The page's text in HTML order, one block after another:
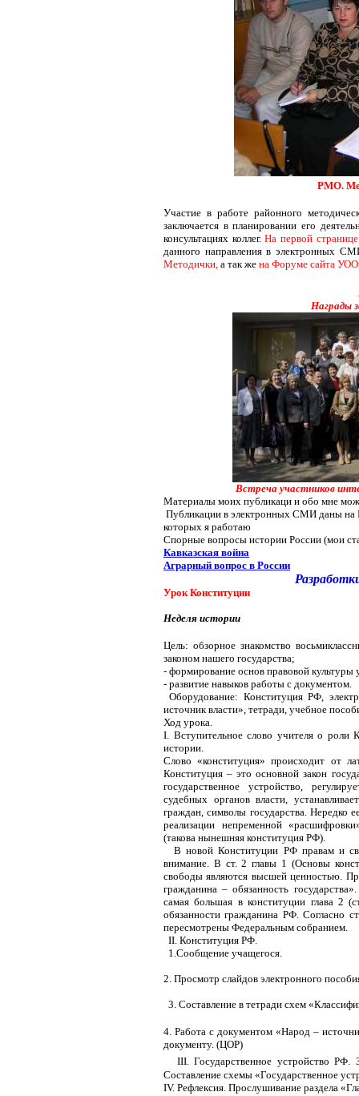
РМО.
Участие в работе районного
заключается в планировании его
консультациях коллег.На первой
данного направления в электронных
Методички, а так же на Форуме сайта
Награды
Встреча участников
Материалы моих публикаци и обо мне
Публикации в электронных СМИ даны на
которых я работаю
Спорные вопросы истории России (мои
Кавказская война
Аграрный вопрос в России
Урок Конституции
Неделя истории
Цель: обзорное знакомство
законом нашего государства;
- формирование основ правовой культуры
- развитие навыков работы с документом.
Оборудование: Конституция РФ,
источник власти», тетради, учебное
Ход урока.
I. Вступительное слово учителя о роли
истории.
Слово «конституция» происходит от
Конституция – это основной закон
государственное устройство,
судебных органов власти,
граждан, символы государства. Нередко
реализации непременной
(такова нынешняя конституция РФ).
В новой Конституции РФ правам и
внимание. В ст. 2 главы 1 (Основы
свободы являются высшей ценностью.
гражданина – обязанность
самая большая в конституции глава 2
обязанности гражданина РФ. Согласно
пересмотрены Федеральным собранием.
II. Конституция РФ.
1.Сообщение учащегося.
2. Просмотр слайдов электронного
3. Составление в тетради схем
4. Работа с документом «Народ –
документу. (ЦОР)
III. Государственное устройство РФ.
Составление схемы «Государственное
IV. Рефлексия. Прослушивание раздела